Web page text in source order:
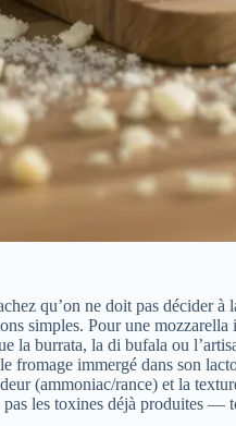
qu’on ne doit pas décider
simples. Pour une
la burrata, la di bufala ou
fromage immergé dans son
(ammoniac/rance) et la
les toxines déjà produites —